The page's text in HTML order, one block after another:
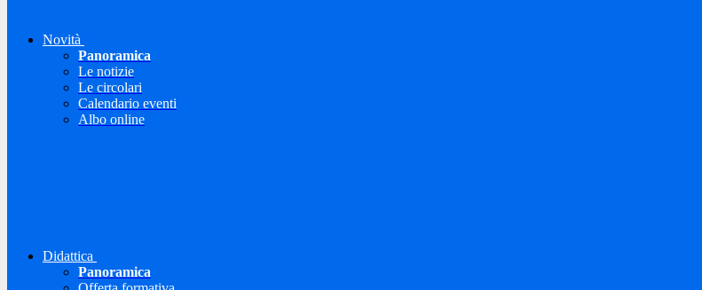
Novità
Panoramica
Le notizie
Le circolari
Calendario eventi
Albo online
Didattica
Panoramica